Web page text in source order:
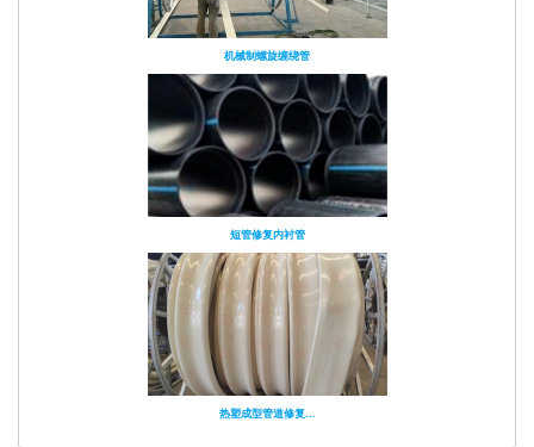
机械制螺旋缠绕管
短管修复内衬管
热塑成型管道修复...